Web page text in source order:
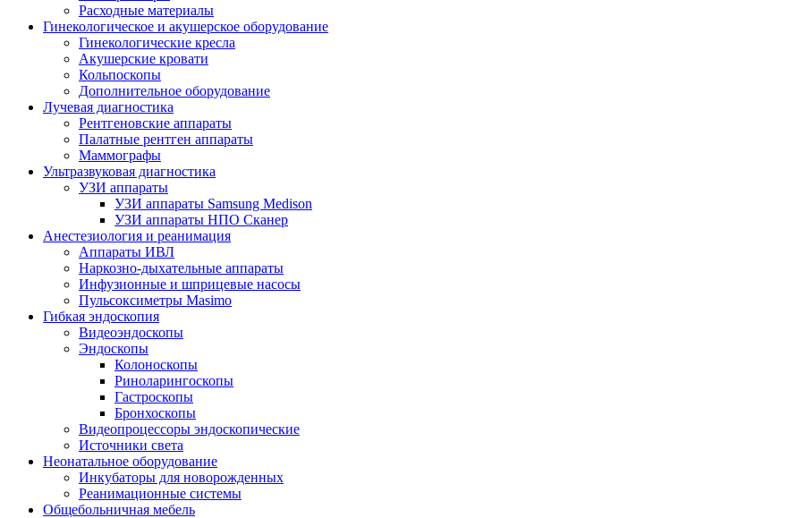
Расходные материалы
Гинекологическое и акушерское оборудование
Гинекологические кресла
Акушерские кровати
Кольпоскопы
Дополнительное оборудование
Лучевая диагностика
Рентгеновские аппараты
Палатные рентген аппараты
Маммографы
Ультразвуковая диагностика
УЗИ аппараты
УЗИ аппараты Samsung Medison
УЗИ аппараты НПО Сканер
Анестезиология и реанимация
Аппараты ИВЛ
Наркозно-дыхательные аппараты
Инфузионные и шприцевые насосы
Пульсоксиметры Masimo
Гибкая эндоскопия
Видеоэндоскопы
Эндоскопы
Колоноскопы
Риноларингоскопы
Гастроскопы
Бронхоскопы
Видеопроцессоры эндоскопические
Источники света
Неонатальное оборудование
Инкубаторы для новорожденных
Реанимационные системы
Общебольничная мебель